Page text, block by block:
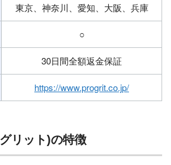
東京、神奈川、愛知、大阪、兵庫
○
30日間全額返金保証
https://www.progrit.co.jp/
リット)の特徴